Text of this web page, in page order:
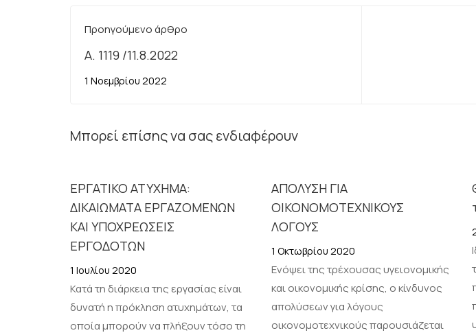
Προηγούμενο άρθρο
Α. 1119 /11.8.2022
1 Νοεμβρίου 2022
Μπορεί επίσης να σας ενδιαφέρουν
ΕΡΓΑΤΙΚΟ ΑΤΥΧΗΜΑ:
ΔΙΚΑΙΩΜΑΤΑ ΕΡΓΑΖΟΜΕΝΩΝ
ΚΑΙ ΥΠΟΧΡΕΩΣΕΙΣ
ΕΡΓΟΔΟΤΩΝ
1 Ιουλίου 2020
Κατά τη διάρκεια της εργασίας είναι
δυνατή η πρόκληση ατυχημάτων, τα
οποία μπορούν να πλήξουν τόσο τη
AΠΟΛΥΣΗ ΓΙΑ
ΟΙΚΟΝΟΜΟΤΕΧΝΙΚΟΥΣ
ΛΟΓΟΥΣ
1 Οκτωβρίου 2020
Ενόψει της τρέχουσας υγειονομικής
και οικονομικής κρίσης, ο κίνδυνος
απολύσεων για λόγους
οικονομοτεχνικούς παρουσιάζεται